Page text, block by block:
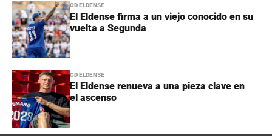
CD ELDENSE
El Eldense firma a un viejo conocido en su
vuelta a Segunda
CD ELDENSE
El Eldense renueva a una pieza clave en
el ascenso